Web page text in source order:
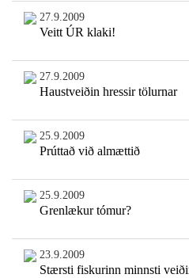
27.9.2009
Veitt ÚR klaki!
27.9.2009
Haustveiðin hressir tölurnar
25.9.2009
Prúttað við almættið
25.9.2009
Grenlækur tómur?
23.9.2009
Stærsti fiskurinn minnsti